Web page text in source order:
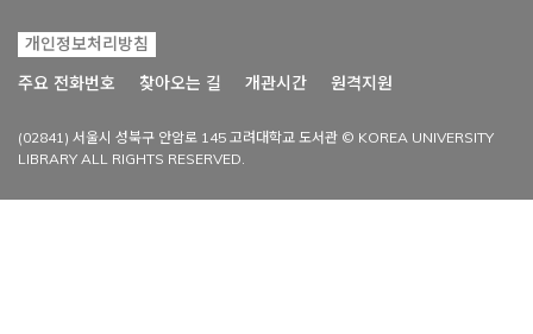
개인정보처리방침
주요 전화번호
찾아오는 길 개관시간 원격지원
(02841) 서울시 성북구 안암로 145 고려대학교 도서관 © KOREA UNIVERSITY
LIBRARY ALL RIGHTS RESERVED.